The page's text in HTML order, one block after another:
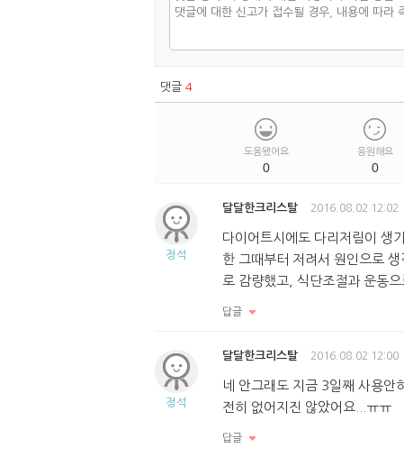
댓글 4
도움됐어요
0
응원해요
0
정석
달달한크리스탈 2016.08.02 12:02
다이어트시에도 다리저림이 생
한 그때부터 저려서 원인으로
로 감량했고, 식단조절과 운동
답글
정석
달달한크리스탈 2016.08.02 12:00
네 안그래도 지금 3일째 사용안
전히 없어지진 않았어요...ㅠㅠ
답글